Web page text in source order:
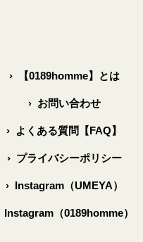
›【0189homme】とは
›お問い合わせ
› よくある質問【FAQ】
›プライバシーポリシー
›Instagram（UMEYA）
（0189homme）